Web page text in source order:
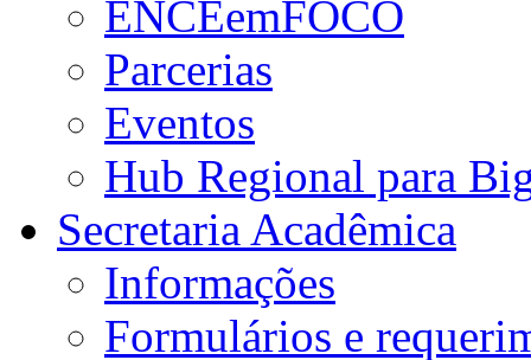
ENCEemFOCO
Parcerias
Eventos
Hub Regional para
Secretaria Acadêmica
Informações
Formulários e